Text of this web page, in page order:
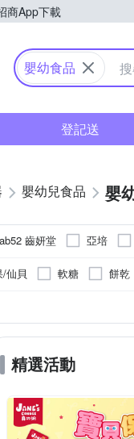
商App下載
Yahoo購物中心
嬰幼食品
登記送
嬰幼兒食品 嬰
齒妍堂 亞培
仙貝 軟糖 餅乾
精選活動